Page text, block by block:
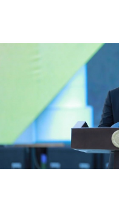
07.03.2024 4505